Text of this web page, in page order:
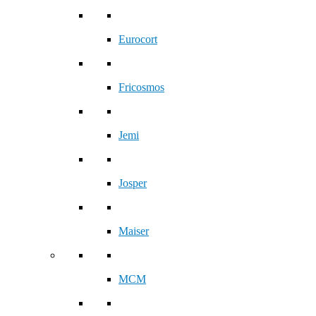
Eurocort
Fricosmos
Jemi
Josper
Maiser
MCM